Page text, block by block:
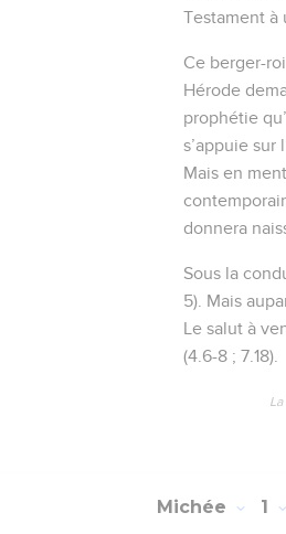
Testament à
Ce berger-
Hérode
prophétie
s’appuie sur
Mais en
donnera
Sous la
5). Mais
Le salut à
(4.6-8 ; 7.18).
Michée 1